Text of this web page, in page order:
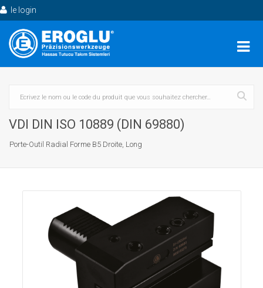
le login
VDI DIN ISO 10889 (DIN 69880)
Porte-Outil Radial Forme B5 Droite, Long